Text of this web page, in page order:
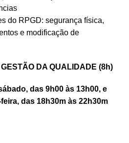
do RPGD: segurança física,
e modificação de
DA QUALIDADE (8h)
das 9h00 às 13h00, e
das 18h30m às 22h30m